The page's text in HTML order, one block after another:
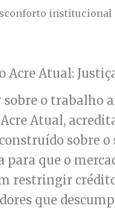
institucional
Acre Atual:
o trabalho
Atual,
sobre
para que o
restringir
que